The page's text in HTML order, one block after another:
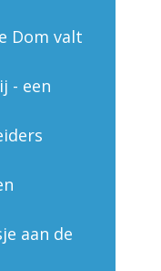
Dom valt
- een
aan de